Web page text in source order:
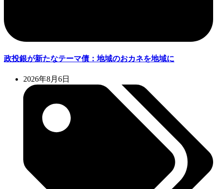
政投銀が新たなテーマ債：地域のおカネを地域に
2026年8月6日